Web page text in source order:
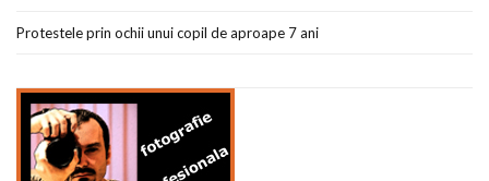
Protestele prin ochii unui copil de aproape 7 ani